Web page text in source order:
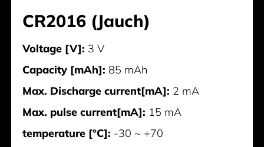
CR2016 (Jauch)
Voltage [V]: 3 V
Capacity [mAh]: 85 mAh
Max. Discharge current[mA]: 2 mA
Max. pulse current[mA]: 15 mA
temperature [°C]: -30 ~ +70